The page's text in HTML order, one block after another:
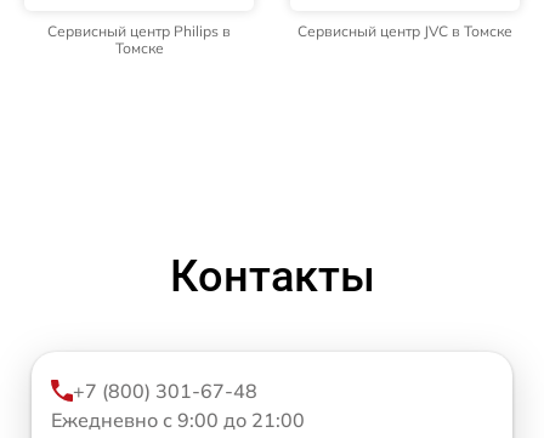
Сервисный центр Philips в
Томске
Сервисный центр JVC в Томске
Контакты
+7 (800) 301-67-48
Ежедневно с 9:00 до 21:00